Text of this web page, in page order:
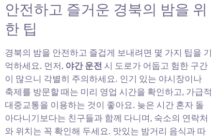
안전하고 즐거운 경북의 밤을 위
한 팁
경북의 밤을 안전하고 즐겁게 보내려면 몇 가지 팁을 기
억하세요. 먼저, 야간 운전 시 도로가 어둡고 험한 구간
이 많으니 각별히 주의하세요. 인기 있는 야시장이나
축제를 방문할 때는 미리 영업 시간을 확인하고, 가급적
대중교통을 이용하는 것이 좋아요. 늦은 시간 혼자 돌
아다니기보다는 친구들과 함께 다니며, 숙소의 연락처
와 위치는 꼭 확인해 두세요. 맛있는 밤거리 음식과 따